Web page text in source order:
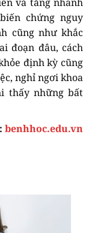
chứng nguy
cũng như khắc
đoạn đâu, cách
định kỳ cũng
nghỉ ngơi khoa
thấy những bất
benhhoc.edu.vn